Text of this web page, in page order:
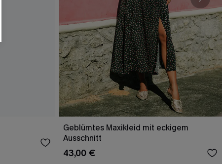
Geblümtes Maxikleid mit eckigem
Ausschnitt
43,00 €